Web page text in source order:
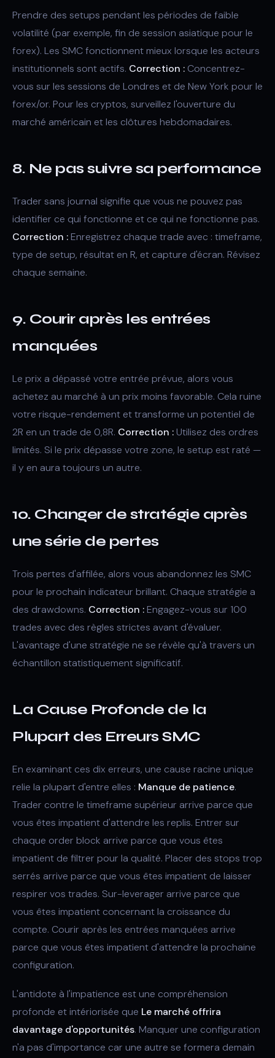
Prendre des setups pendant les périodes de faible
volatilité (par exemple, fin de session asiatique pour le
forex). Les SMC fonctionnent mieux lorsque les acteurs
institutionnels sont actifs. Correction : Concentrez-
vous sur les sessions de Londres et de New York pour le
forex/or. Pour les cryptos, surveillez l'ouverture du
marché américain et les clôtures hebdomadaires.
8. Ne pas suivre sa performance
Trader sans journal signifie que vous ne pouvez pas
identifier ce qui fonctionne et ce qui ne fonctionne pas.
Correction :Enregistrez chaque trade avec : timeframe,
type de setup, résultat en R, et capture d'écran. Révisez
chaque semaine.
9. Courir après les entrées
manquées
Le prix a dépassé votre entrée prévue, alors vous
achetez au marché à un prix moins favorable. Cela ruine
votre risque-rendement et transforme un potentiel de
2R en un trade de 0,8R. Correction :Utilisez des ordres
limités. Si le prix dépasse votre zone, le setup est raté —
il y en aura toujours un autre.
10. Changer de stratégie après
une série de pertes
Trois pertes d'affilée, alors vous abandonnez les SMC
pour le prochain indicateur brillant. Chaque stratégie a
des drawdowns. Correction :Engagez-vous sur 100
trades avec des règles strictes avant d'évaluer.
L'avantage d'une stratégie ne se révèle qu'à travers un
échantillon statistiquement significatif.
La Cause Profonde de la
Plupart des Erreurs SMC
En examinant ces dix erreurs, une cause racine unique
relie la plupart d'entre elles : Manque de patience.
Trader contre le timeframe supérieur arrive parce que
vous êtes impatient d'attendre les replis. Entrer sur
chaque order block arrive parce que vous êtes
impatient de filtrer pour la qualité. Placer des stops trop
serrés arrive parce que vous êtes impatient de laisser
respirer vos trades. Sur-leverager arrive parce que
vous êtes impatient concernant la croissance du
compte. Courir après les entrées manquées arrive
parce que vous êtes impatient d'attendre la prochaine
configuration.
L'antidote à l'impatience est une compréhension
profonde et intériorisée que Le marché offrira
davantage d'opportunités. Manquer une configuration
n'a pas d'importance car une autre se formera demain